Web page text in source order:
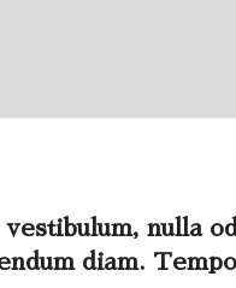
nulla
diam.